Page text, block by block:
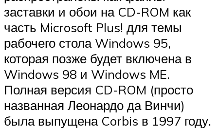
заставки и обои на CD-ROM как
часть Microsoft Plus! для темы
рабочего стола Windows 95,
которая позже будет включена в
Windows 98 и Windows ME.
Полная версия CD-ROM (просто
названная Леонардо да Винчи)
была выпущена Corbis в 1997 году.